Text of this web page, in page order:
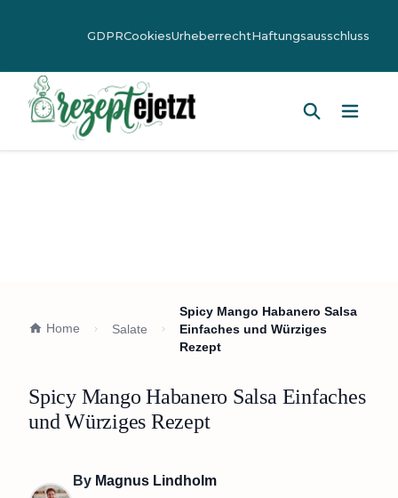
GDPRCookiesUrheberrechtHaftungsausschluss
Home Salate
Spicy Mango Habanero Salsa
Einfaches und Würziges
Rezept
Spicy Mango Habanero Salsa Einfaches
und Würziges Rezept
By Magnus Lindholm